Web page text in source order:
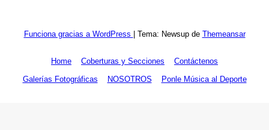
Funciona gracias a WordPress | Tema: Newsup de Themeansar
Home Coberturas y Secciones
Contáctenos
Galerías Fotográficas
NOSOTROS Ponle Música al Deporte